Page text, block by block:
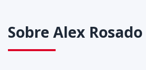
Sobre Alex Rosado